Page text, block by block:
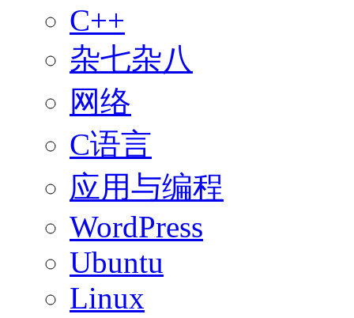
C++
杂七杂八
网络
C语言
应用与编程
WordPress
Ubuntu
Linux